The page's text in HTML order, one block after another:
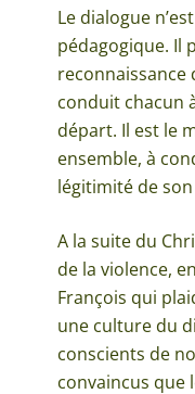
Le dialogue
pédagogique. Il
reconnaissance
conduit chacun
départ. Il est le
ensemble, à
légitimité de
A la suite du
de la violence,
François qui
une culture du
conscients de
convaincus que